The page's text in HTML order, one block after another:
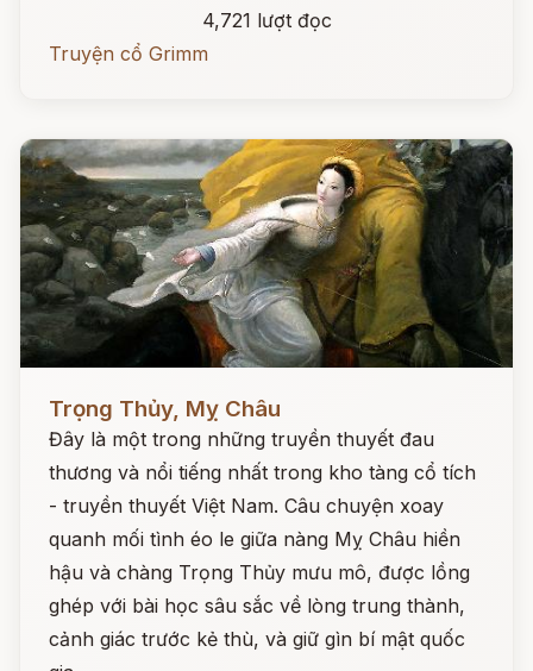
4,721 lượt đọc
Truyện cổ Grimm
Trọng Thủy, Mỵ Châu
Đây là một trong những truyền thuyết đau
thương và nổi tiếng nhất trong kho tàng cổ tích
- truyền thuyết Việt Nam. Câu chuyện xoay
quanh mối tình éo le giữa nàng Mỵ Châu hiền
hậu và chàng Trọng Thủy mưu mô, được lồng
ghép với bài học sâu sắc về lòng trung thành,
cảnh giác trước kẻ thù, và giữ gìn bí mật quốc